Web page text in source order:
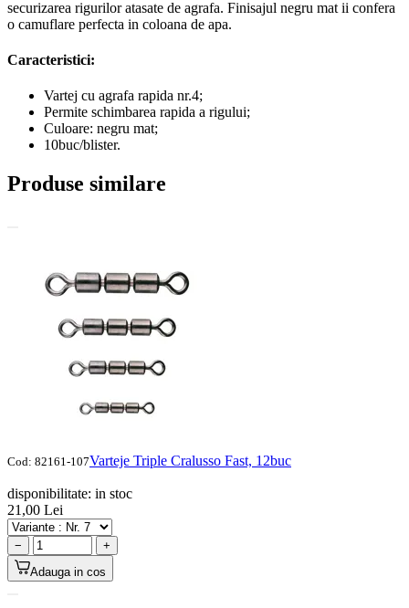
securizarea rigurilor atasate de agrafa. Finisajul negru mat ii confera
o camuflare perfecta in coloana de apa.
Caracteristici:
Vartej cu agrafa rapida nr.4;
Permite schimbarea rapida a rigului;
Culoare: negru mat;
10buc/blister.
Produse similare
Cod: 82161-107Varteje Triple Cralusso Fast, 12buc
disponibilitate: in stoc
21,00 Lei
−
+
Adauga in cos